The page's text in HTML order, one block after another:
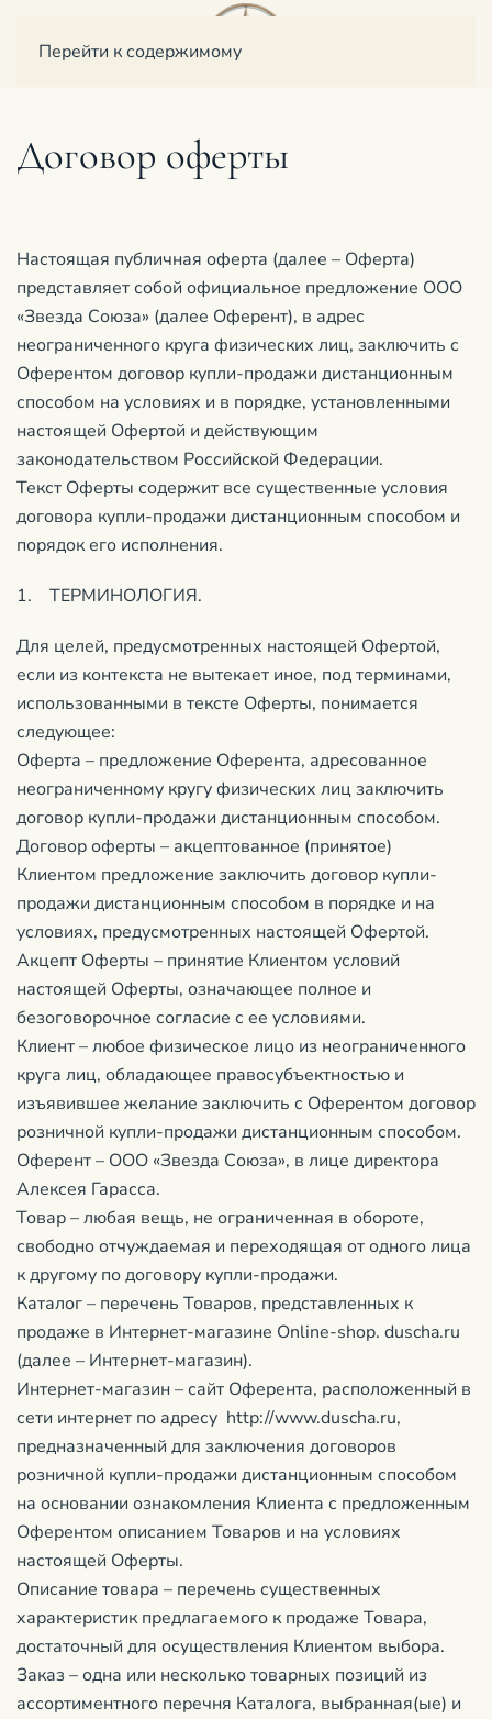
Перейти к содержимому
Договор оферты
Настоящая публичная оферта (далее – Оферта)
представляет собой официальное предложение ООО
«Звезда Союза» (далее Оферент), в адрес
неограниченного круга физических лиц, заключить с
Оферентом договор купли-продажи дистанционным
способом на условиях и в порядке, установленными
настоящей Офертой и действующим
законодательством Российской Федерации.
Текст Оферты содержит все существенные условия
договора купли-продажи дистанционным способом и
порядок его исполнения.
1. ТЕРМИНОЛОГИЯ.
Для целей, предусмотренных настоящей Офертой,
если из контекста не вытекает иное, под терминами,
использованными в тексте Оферты, понимается
следующее:
Оферта – предложение Оферента, адресованное
неограниченному кругу физических лиц заключить
договор купли-продажи дистанционным способом.
Договор оферты – акцептованное (принятое)
Клиентом предложение заключить договор купли-
продажи дистанционным способом в порядке и на
условиях, предусмотренных настоящей Офертой.
Акцепт Оферты – принятие Клиентом условий
настоящей Оферты, означающее полное и
безоговорочное согласие с ее условиями.
Клиент – любое физическое лицо из неограниченного
круга лиц, обладающее правосубъектностью и
изъявившее желание заключить с Оферентом договор
розничной купли-продажи дистанционным способом.
Оферент – ООО «Звезда Союза», в лице директора
Алексея Гарасса.
Товар – любая вещь, не ограниченная в обороте,
свободно отчуждаемая и переходящая от одного лица
к другому по договору купли-продажи.
Каталог – перечень Товаров, представленных к
продаже в Интернет-магазине Online-shop. duscha.ru
(далее – Интернет-магазин).
Интернет-магазин – сайт Оферента, расположенный в
сети интернет по адресу http://www.duscha.ru,
предназначенный для заключения договоров
розничной купли-продажи дистанционным способом
на основании ознакомления Клиента с предложенным
Оферентом описанием Товаров и на условиях
настоящей Оферты.
Описание товара – перечень существенных
характеристик предлагаемого к продаже Товара,
достаточный для осуществления Клиентом выбора.
Заказ – одна или несколько товарных позиций из
ассортиментного перечня Каталога, выбранная(ые) и